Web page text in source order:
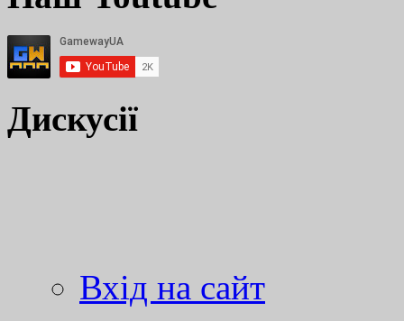
Дискусії
Вхід на сайт